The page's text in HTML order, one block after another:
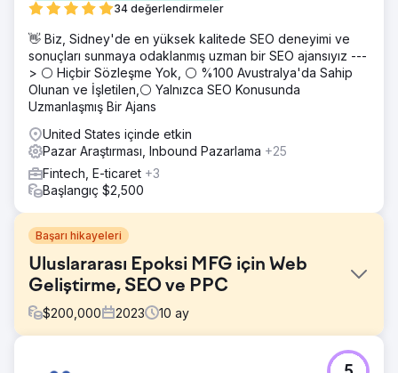
34 değerlendirmeler
👋 Biz, Sidney'de en yüksek kalitede SEO deneyimi ve
sonuçları sunmaya odaklanmış uzman bir SEO ajansıyız ---
> ⚪ Hiçbir Sözleşme Yok, ⚪ %100 Avustralya'da Sahip
Olunan ve İşletilen,⚪ Yalnızca SEO Konusunda
Uzmanlaşmış Bir Ajans
United States içinde etkin
Pazar Araştırması, Inbound Pazarlama +25
Fintech, E-ticaret +3
Başlangıç $2,500
Başarı hikayeleri
Uluslararası Epoksi MFG için Web
Geliştirme, SEO ve PPC
$200,000 2023 10 ay